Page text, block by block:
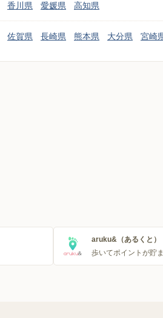
香川県 愛媛県 高知県
佐賀県 長崎県 熊本県 大分県 宮崎
aruku&（あるくと）
歩いてポイントが貯